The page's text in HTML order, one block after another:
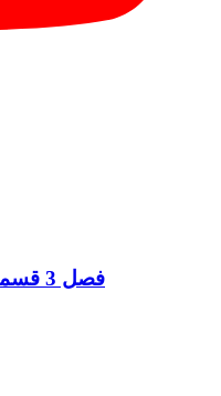
فصل 3 قسمت 7 سریال مرد عنکبوتی نهایی